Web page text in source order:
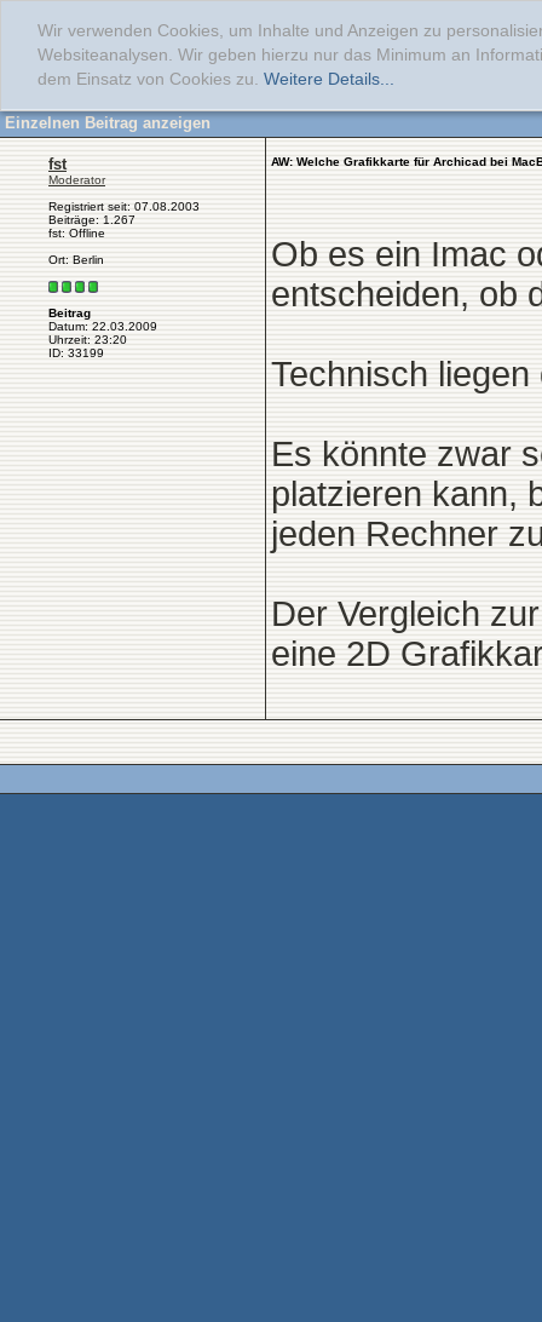
Wir verwenden Cookies, um Inhalte und Anzeigen zu
Websiteanalysen. Wir geben hierzu nur das Minimum an
dem Einsatz von Cookies zu. Weitere Details...
Einzelnen Beitrag anzeigen
fst
Moderator
Registriert seit: 07.08.2003
Beiträge: 1.267
fst: Offline
Ort: Berlin
Beitrag
Datum: 22.03.2009
Uhrzeit: 23:20
ID: 33199
AW: Welche Grafikkarte für Archicad bei
Ob es ein Imac
entscheiden, ob
Technisch
Es könnte zwar
platzieren kann,
jeden Rechner
Der Vergleich
eine 2D